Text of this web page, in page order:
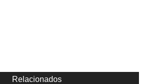
Relacionados